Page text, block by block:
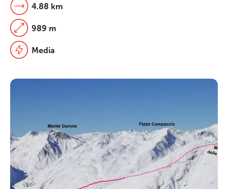
4.88 km
989 m
Media